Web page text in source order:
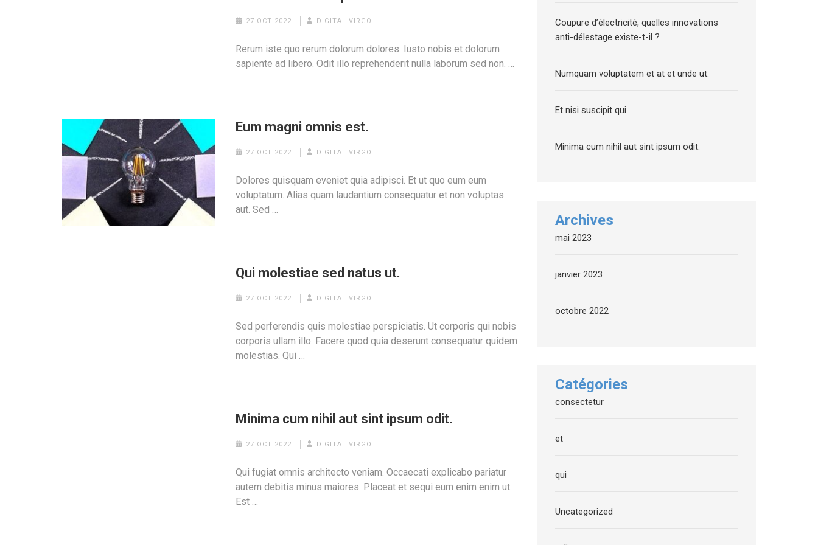
27 OCT 2022 DIGITAL VIRGO
Rerum iste quo rerum dolorum dolores. Iusto nobis et dolorum
sapiente ad libero. Odit illo reprehenderit nulla laborum sed non. …
Eum magni omnis est.
27 OCT 2022 DIGITAL VIRGO
Dolores quisquam eveniet quia adipisci. Et ut quo eum eum
voluptatum. Alias quam laudantium consequatur et non voluptas
aut. Sed …
Qui molestiae sed natus ut.
27 OCT 2022 DIGITAL VIRGO
Sed perferendis quis molestiae perspiciatis. Ut corporis qui nobis
corporis ullam illo. Facere quod quia deserunt consequatur quidem
molestias. Qui …
Minima cum nihil aut sint ipsum odit.
27 OCT 2022 DIGITAL VIRGO
Qui fugiat omnis architecto veniam. Occaecati explicabo pariatur
autem debitis minus maiores. Placeat et sequi eum enim enim ut.
Est …
Coupure d’électricité, quelles innovations
anti-délestage existe-t-il ?
Numquam voluptatem et at et unde ut.
Et nisi suscipit qui.
Minima cum nihil aut sint ipsum odit.
Archives
mai 2023
janvier 2023
octobre 2022
Catégories
consectetur
et
qui
Uncategorized